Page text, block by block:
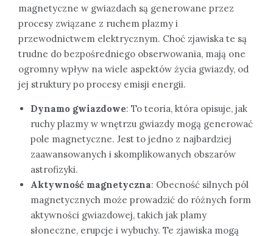
magnetyczne w gwiazdach są generowane przez
procesy związane z ruchem plazmy i
przewodnictwem elektrycznym. Choć zjawiska te są
trudne do bezpośredniego obserwowania, mają one
ogromny wpływ na wiele aspektów życia gwiazdy, od
jej struktury po procesy emisji energii.
Dynamo gwiazdowe: To teoria, która opisuje, jak
ruchy plazmy w wnętrzu gwiazdy mogą generować
pole magnetyczne. Jest to jedno z najbardziej
zaawansowanych i skomplikowanych obszarów
astrofizyki.
Aktywność magnetyczna: Obecność silnych pól
magnetycznych może prowadzić do różnych form
aktywności gwiazdowej, takich jak plamy
słoneczne, erupcje i wybuchy. Te zjawiska mogą